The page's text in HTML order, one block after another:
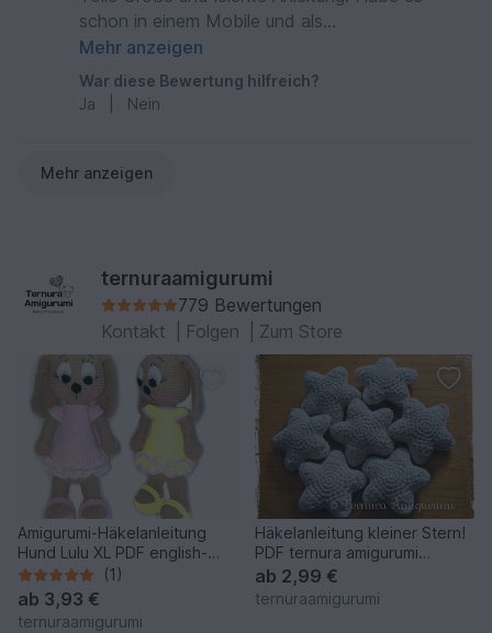
schon in einem Mobile und als
Schlüsselanhänger verarbeitet
Mehr anzeigen
War diese Bewertung hilfreich?
Ja
Nein
Mehr anzeigen
ternuraamigurumi
779 Bewertungen
Kontakt
Folgen Zum Store
Amigurumi-Häkelanleitung
Hund Lulu XL PDF english-
Deutsch-dutch
(1)
ab 3,93 €
ternuraamigurumi
Häkelanleitung kleiner Stern!
PDF ternura amigurumi
english- deutsch- dutch
ab 2,99 €
ternuraamigurumi